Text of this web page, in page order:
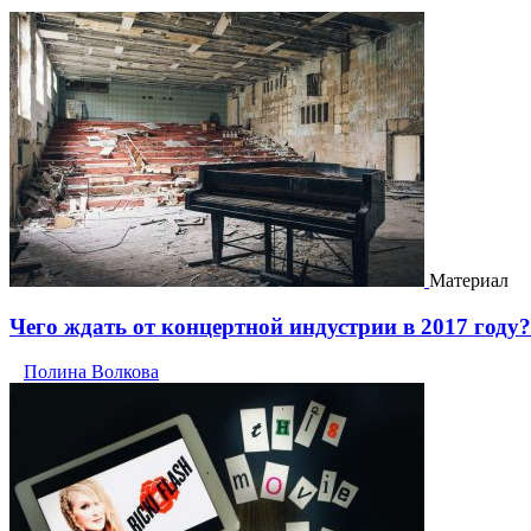
Материал
Чего ждать от концертной индустрии в 2017 году?
Полина Волкова